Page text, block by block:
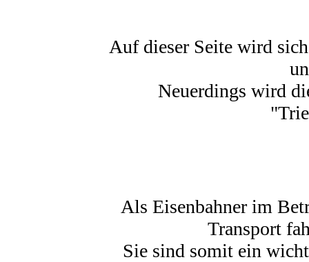
Auf dieser Seite wird
Neuerdings wird
Als Eisenbahner im
Transport
Sie sind somit ein